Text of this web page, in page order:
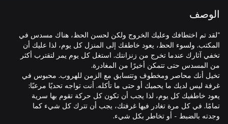
الوصف
"لقد تم اختطافك وعليك الخروج ولكن لحسن الحظ، هناك مسدس في
المكتب. ولسوء الحظ، يعود خاطفك إلى المنزل كل يوم، لذا عليك أن
تخفي آثارك عندما تخرج من زنزانتك. استغل كل يوم يمر لتقترب أكثر
تخيل أنك محاصر ومخطوف وتتسابق مع الزمن للهروب. محبوس في
غرفة ليس لديك ما يحميك أو حتى ما تأكله. أنت تواجه تحديًا مرعبًا:
يعود خاطفيك كل يوم، لذا يجب أن تكون كل حركة تقوم بها سرية
تمامًا. في كل مرة تغادر فيها غرفتك، يجب أن تترك كل شيء كما